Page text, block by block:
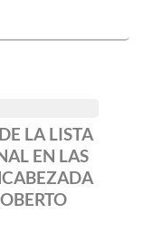
LA LISTA
EN LAS